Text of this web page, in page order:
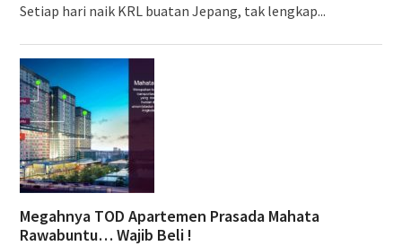
Setiap hari naik KRL buatan Jepang, tak lengkap...
Megahnya TOD Apartemen Prasada Mahata
Rawabuntu… Wajib Beli !